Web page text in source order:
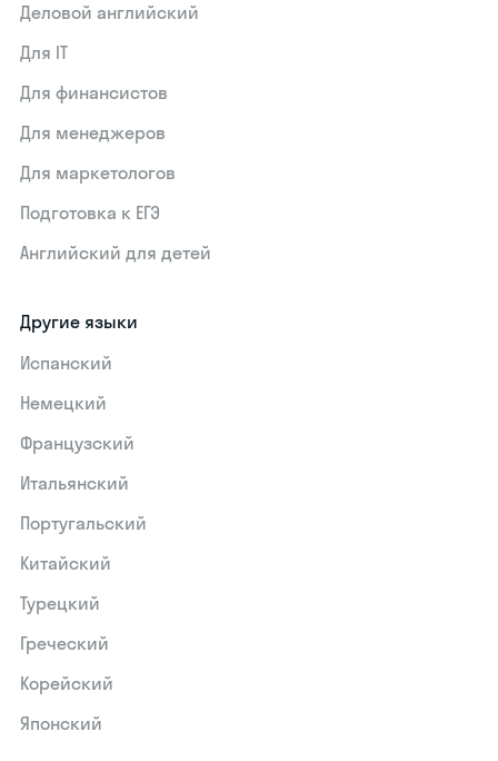
Деловой английский
Для IT
Для финансистов
Для менеджеров
Для маркетологов
Подготовка к ЕГЭ
Английский для детей
Другие языки
Испанский
Немецкий
Французский
Итальянский
Португальский
Китайский
Турецкий
Греческий
Корейский
Японский